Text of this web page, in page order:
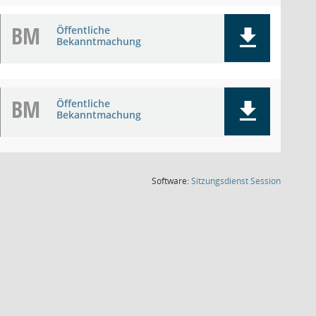
BM
Öffentliche
Bekanntmachung
BM
Öffentliche
Bekanntmachung
Software:SitzungsdienstSession(Wird in